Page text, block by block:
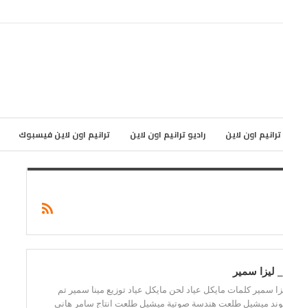
اون لاين راديو ترانيم اون لاين ترانيم اون لاين فيسبوك
ليزا سمير
سمير كلمات مايكل عياد لحن مايكل عياد توزيع مينا سمير تم
ميشيل طلعت هندسة صوتية ميشيل طلعت انتاج سامر هانى